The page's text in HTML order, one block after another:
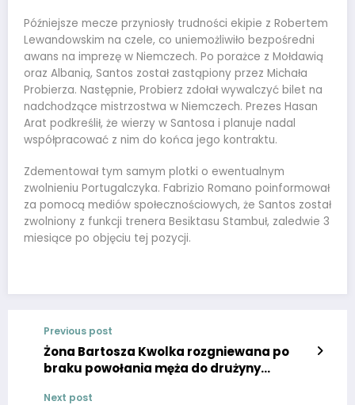
Późniejsze mecze przyniosły trudności ekipie z Robertem
Lewandowskim na czele, co uniemożliwiło bezpośredni
awans na imprezę w Niemczech. Po porażce z Mołdawią
oraz Albanią, Santos został zastąpiony przez Michała
Probierza. Następnie, Probierz zdołał wywalczyć bilet na
nadchodzące mistrzostwa w Niemczech. Prezes Hasan
Arat podkreślił, że wierzy w Santosa i planuje nadal
współpracować z nim do końca jego kontraktu.
Zdementował tym samym plotki o ewentualnym
zwolnieniu Portugalczyka. Fabrizio Romano poinformował
za pomocą mediów społecznościowych, że Santos został
zwolniony z funkcji trenera Besiktasu Stambuł, zaledwie 3
miesiące po objęciu tej pozycji.
Previous post
Żona Bartosza Kwolka rozgniewana po
braku powołania męża do drużyny
Next post